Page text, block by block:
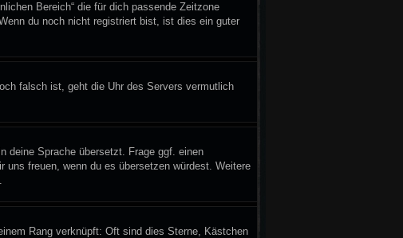
Bereich“ die für dich passende Zeitzone
du noch nicht registriert bist, ist dies ein guter
falsch ist, geht die Uhr des Servers vermutlich
deine Sprache übersetzt. Frage ggf. einen
freuen, wenn du es übersetzen würdest. Weitere
Rang verknüpft: Oft sind dies Sterne, Kästchen